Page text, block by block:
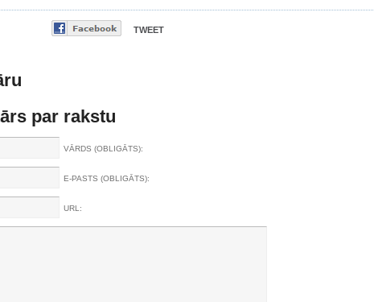
TWEET
par rakstu
VĀRDS (OBLIGĀTS):
E-PASTS (OBLIGĀTS):
URL: